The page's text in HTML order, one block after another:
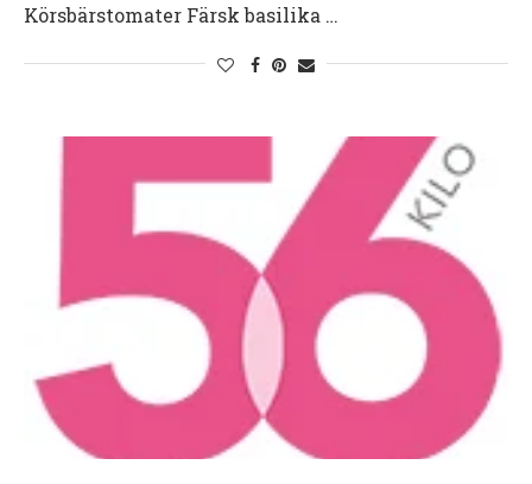
Körsbärstomater Färsk basilika …